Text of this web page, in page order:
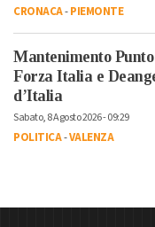
CRONACA-PIEMONTE
Mantenimento
Forza Italia e
d’Italia
Sabato, 8 Agosto 2026 - 09:29
POLITICA-VALENZA